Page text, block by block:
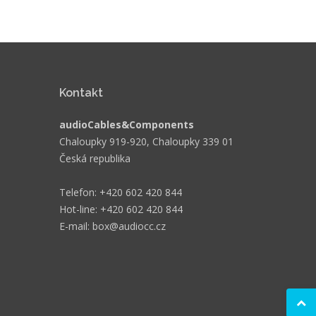
Kontakt
audioCables&Components
Chaloupky 919-920, Chaloupky 339 01
Česká republika
Telefon: +420 602 420 844
Hot-line: +420 602 420 844
E-mail: box@audiocc.cz